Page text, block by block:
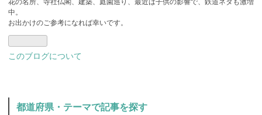
花の名所、寺社仏閣、建築、庭園巡り、最近は子供の影響で、鉄道ネタも激増
中。
お出かけのご参考になれば幸いです。
このブログについて
都道府県・テーマで記事を探す